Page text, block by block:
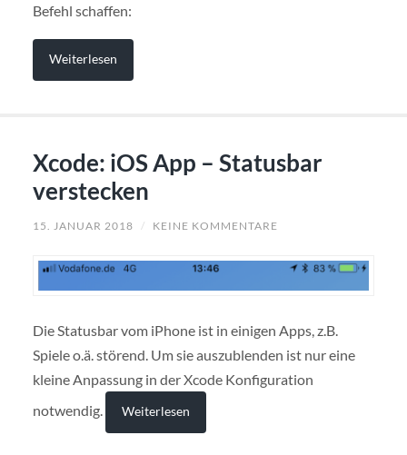
Befehl schaffen:
Weiterlesen
Xcode: iOS App – Statusbar
verstecken
15. JANUAR 2018 / KEINE KOMMENTARE
Die Statusbar vom iPhone ist in einigen Apps, z.B.
Spiele o.ä. störend. Um sie auszublenden ist nur eine
kleine Anpassung in der Xcode Konfiguration
notwendig.
Weiterlesen